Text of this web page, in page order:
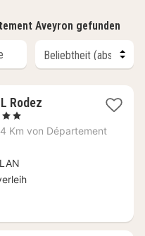
Aveyron gefunden
Rodez
Km von Département